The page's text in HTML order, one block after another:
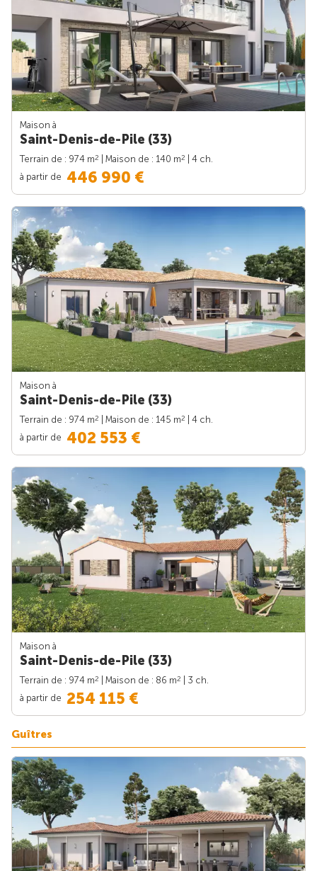
Maison à
Saint-Denis-de-Pile (33)
Terrain de : 974 m2 | Maison de : 140 m2
| 4 ch.
à partir de 446 990 €
Maison à
Saint-Denis-de-Pile (33)
Terrain de : 974 m2 | Maison de : 145 m2
| 4 ch.
à partir de 402 553 €
Maison à
Saint-Denis-de-Pile (33)
Terrain de : 974 m2 | Maison de : 86 m2
| 3 ch.
à partir de 254 115 €
Guîtres